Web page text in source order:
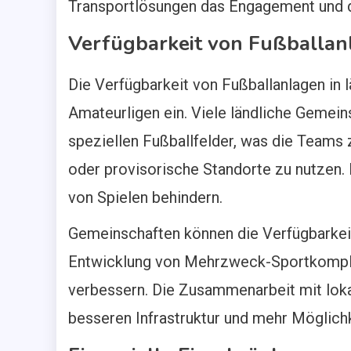
Transportlösungen das Engagement
Verfügbarkeit von
Die Verfügbarkeit von Fußballanlagen
Amateurligen ein. Viele ländliche
speziellen Fußballfelder, was die
oder provisorische Standorte zu nutzen.
von Spielen behindern.
Gemeinschaften können die
Entwicklung von Mehrzweck-
verbessern. Die Zusammenarbeit mit
besseren Infrastruktur und mehr